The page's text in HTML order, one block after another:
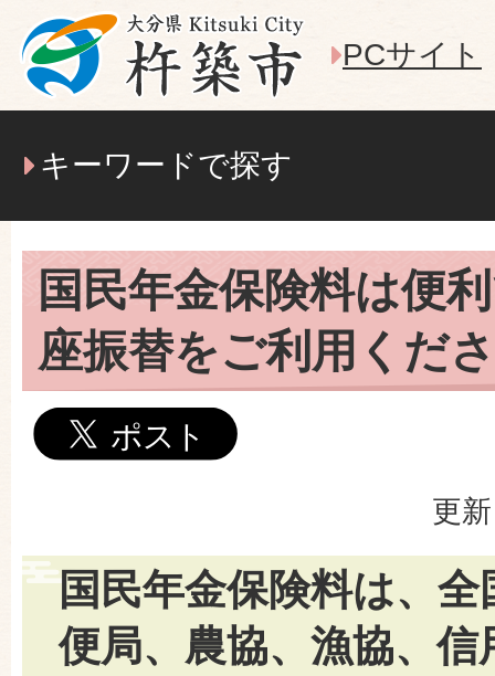
PCサイト
キーワードで探す
国民年金保険料は便
座振替をご利用くだ
更
国民年金保険料は、全
便局、農協、漁協、信